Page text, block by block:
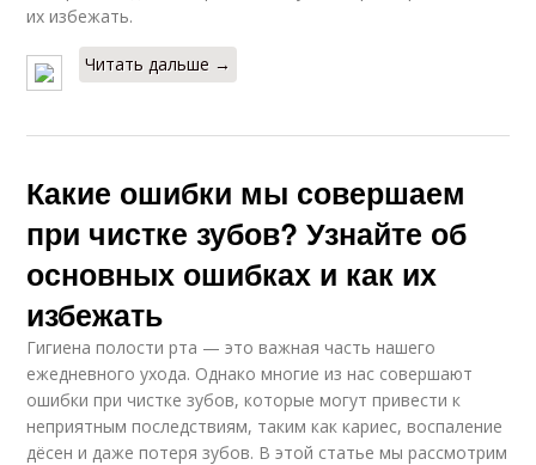
их избежать.
Читать дальше →
Какие ошибки мы совершаем
при чистке зубов? Узнайте об
основных ошибках и как их
избежать
Гигиена полости рта — это важная часть нашего
ежедневного ухода. Однако многие из нас совершают
ошибки при чистке зубов, которые могут привести к
неприятным последствиям, таким как кариес, воспаление
дёсен и даже потеря зубов. В этой статье мы рассмотрим